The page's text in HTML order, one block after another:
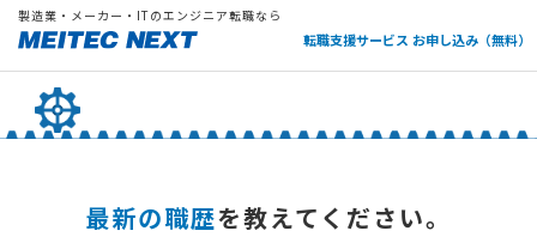
製造業・メーカー・ITのエンジニア転職なら
転職支援サービス お申し込み（無料）
最新の職歴を教えてください。